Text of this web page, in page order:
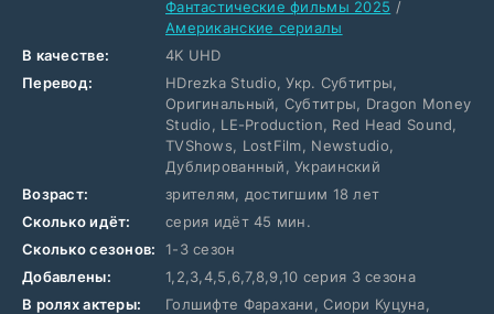
Фантастические фильмы 2025 /
Американские сериалы
В качестве:
4K UHD
Перевод:
HDrezka Studio, Укр. Субтитры,
Оригинальный, Субтитры, Dragon Money
Studio, LE-Production, Red Head Sound,
TVShows, LostFilm, Newstudio,
Дублированный, Украинский
Возраст:
зрителям, достигшим 18 лет
Сколько идёт:
серия идёт 45 мин.
Сколько сезонов:
1-3 сезон
Добавлены:
1,2,3,4,5,6,7,8,9,10 серия 3 сезона
В ролях актеры:
Голшифте Фарахани, Сиори Куцуна,